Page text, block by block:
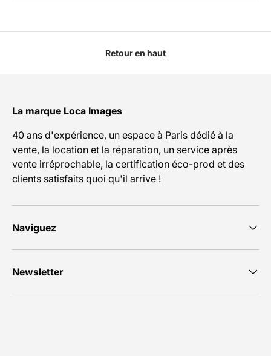
Retour en haut
La marque Loca Images
40 ans d'expérience, un espace à Paris dédié à la
vente, la location et la réparation, un service après
vente irréprochable, la certification éco-prod et des
clients satisfaits quoi qu'il arrive !
Naviguez
Newsletter